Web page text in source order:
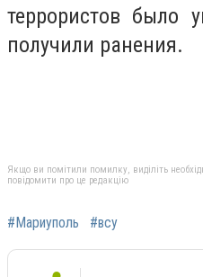
террористов было
получили ранения.
Якщо ви помітили помилку, виділіть
повідомити про це редакцію
#Мариуполь #всу